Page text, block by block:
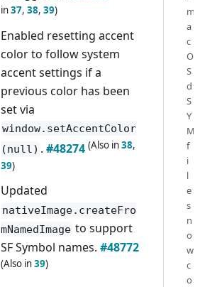
in37, 38, 39)
Enabled resetting accent
color to follow system
accent settings if a
previous color has been
set via
window.setAccentColor
(null) . #48274 (Also in38,
39)
Updated
nativeImage.createFro
mNamedImage to support
SF Symbol names. #48772
(Also in39)
m
a
c
O
S
d
S
Y
M
f
i
l
e
s
n
o
w
c
o